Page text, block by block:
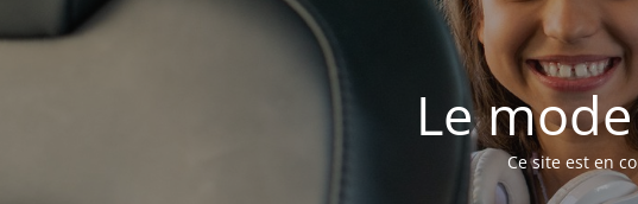
Le
Ce site est en